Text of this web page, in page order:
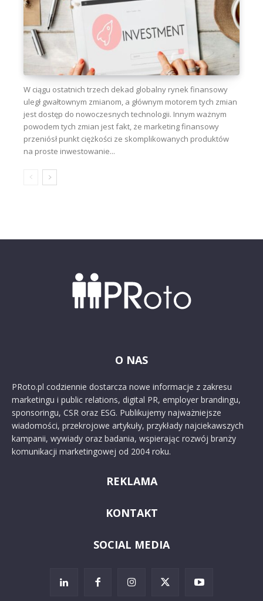
W ciągu ostatnich trzech dekad globalny rynek finansowy
uległ gwałtownym zmianom, a głównym motorem tych zmian
jest dostęp do nowoczesnych technologii. Innym ważnym
powodem tych zmian jest fakt, że marketing finansowy
przeniósł punkt ciężkości ze skomplikowanych produktów
na proste inwestowanie...
O NAS
PRoto.pl codziennie dostarcza nowe informacje z zakresu
marketingu i public relations, digital PR, employer brandingu,
sponsoringu, CSR oraz ESG. Publikujemy najważniejsze
wiadomości, przekrojowe artykuły, przykłady najciekawszych
kampanii, wywiady oraz badania, wspierając rozwój branży
komunikacji marketingowej od 2004 roku.
REKLAMA
KONTAKT
SOCIAL MEDIA